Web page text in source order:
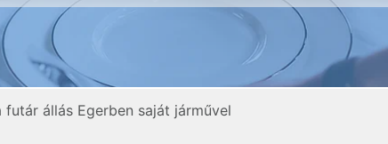
futár állás Egerben saját járművel